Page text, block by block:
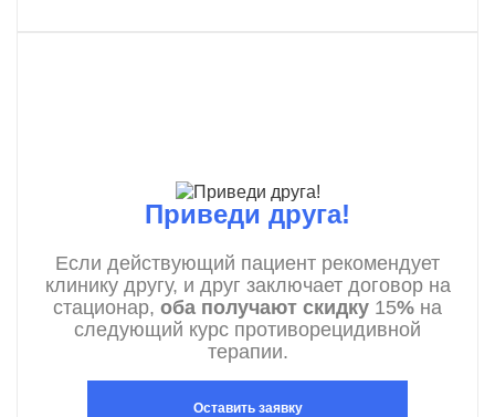
Приведи друга!
Если действующий пациент рекомендует
клинику другу, и друг заключает договор на
стационар, оба получают скидку 15% на
следующий курс противорецидивной
терапии.
Оставить заявку